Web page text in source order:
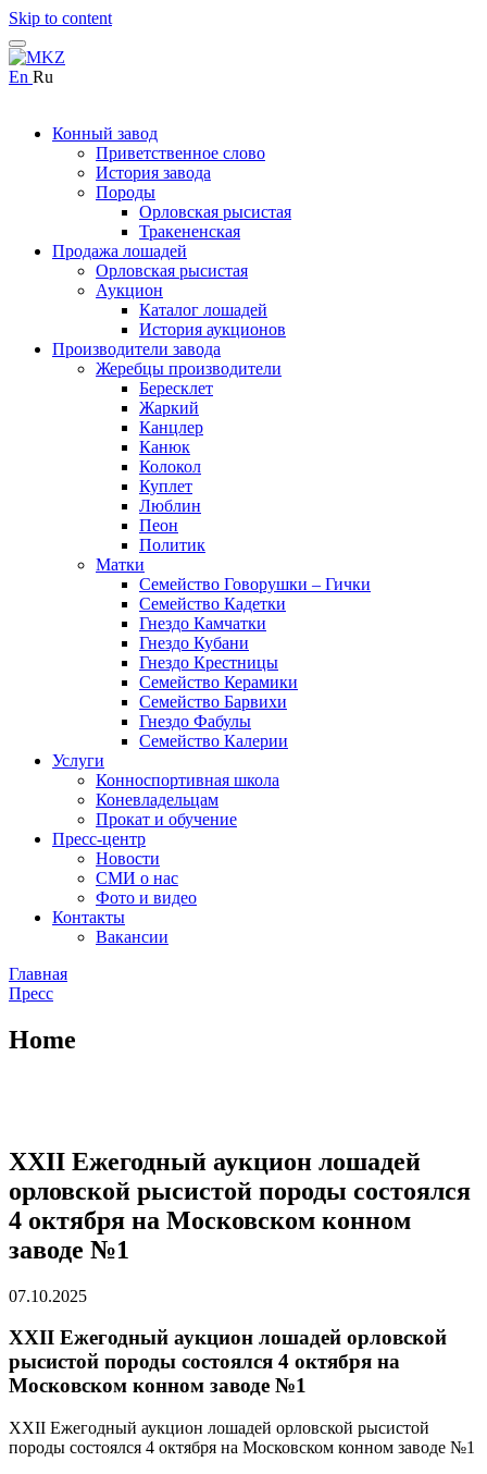
Skip to content
En Ru
Конный завод
Приветственное слово
История завода
Породы
Орловская рысистая
Тракененская
Продажа лошадей
Орловская рысистая
Аукцион
Каталог лошадей
История аукционов
Производители завода
Жеребцы производители
Бересклет
Жаркий
Канцлер
Канюк
Колокол
Куплет
Люблин
Пеон
Политик
Матки
Семейство Говорушки – Гички
Семейство Кадетки
Гнездо Камчатки
Гнездо Кубани
Гнездо Крестницы
Семейство Керамики
Семейство Барвихи
Гнездо Фабулы
Семейство Калерии
Услуги
Конноспортивная школа
Коневладельцам
Прокат и обучение
Пресс-центр
Новости
СМИ о нас
Фото и видео
Контакты
Вакансии
Главная
Пресс
Home
XXII Ежегодный аукцион лошадей
орловской рысистой породы состоялся
4 октября на Московском конном
заводе №1
07.10.2025
XXII Ежегодный аукцион лошадей орловской
рысистой породы состоялся 4 октября на
Московском конном заводе №1
XXII Ежегодный аукцион лошадей орловской рысистой
породы состоялся 4 октября на Московском конном заводе №1